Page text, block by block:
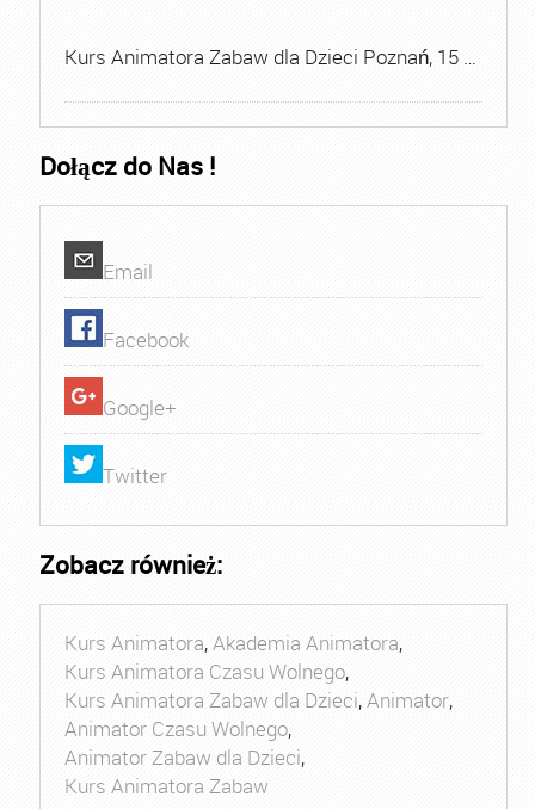
Kurs Animatora Zabaw dla Dzieci Poznań, 15 …
Dołącz do Nas !
Email
Facebook
Google+
Twitter
Zobacz również:
Kurs Animatora,Akademia Animatora,
Kurs Animatora Czasu Wolnego,
Kurs Animatora Zabaw dla Dzieci,Animator,
Animator Czasu Wolnego,
Animator Zabaw dla Dzieci,
Kurs Animatora Zabaw